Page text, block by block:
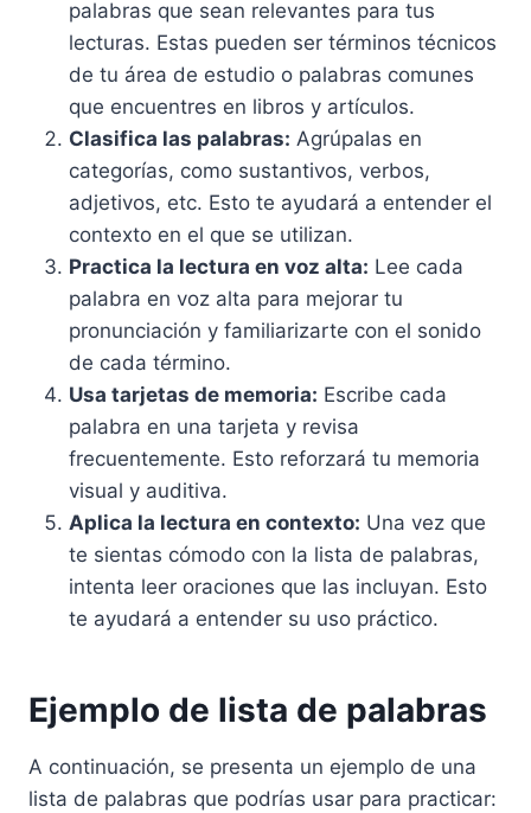
palabras que sean relevantes para tus
lecturas. Estas pueden ser términos técnicos
de tu área de estudio o palabras comunes
que encuentres en libros y artículos.
Clasifica las palabras: Agrúpalas en
categorías, como sustantivos, verbos,
adjetivos, etc. Esto te ayudará a entender el
contexto en el que se utilizan.
Practica la lectura en voz alta: Lee cada
palabra en voz alta para mejorar tu
pronunciación y familiarizarte con el sonido
de cada término.
Usa tarjetas de memoria: Escribe cada
palabra en una tarjeta y revisa
frecuentemente. Esto reforzará tu memoria
visual y auditiva.
Aplica la lectura en contexto: Una vez que
te sientas cómodo con la lista de palabras,
intenta leer oraciones que las incluyan. Esto
te ayudará a entender su uso práctico.
Ejemplo de lista de palabras
A continuación, se presenta un ejemplo de una
lista de palabras que podrías usar para practicar: